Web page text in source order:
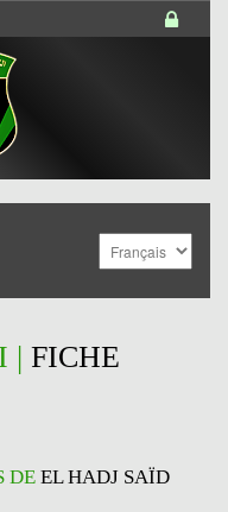
| FICHE
DE EL HADJ SAÏD